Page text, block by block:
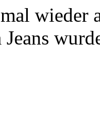
wieder